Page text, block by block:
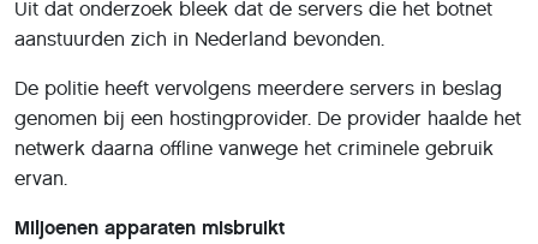
Uit dat onderzoek bleek dat de servers die het botnet
aanstuurden zich in Nederland bevonden.
De politie heeft vervolgens meerdere servers in beslag
genomen bij een hostingprovider. De provider haalde het
netwerk daarna offline vanwege het criminele gebruik
ervan.
Miljoenen apparaten misbruikt